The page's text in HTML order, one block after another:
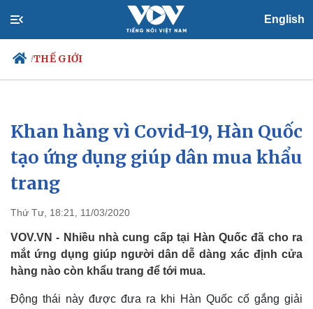
English
/THẾ GIỚI
Chính trị
Tổ chức nhân sự
Quốc hội
Nhận diện sự thật
Xã hội
Tin 24h
Dự báo thời tiết
Khan hàng vì Covid-19, Hàn Quốc
tạo ứng dụng giúp dân mua khẩu
trang
Thứ Tư, 18:21, 11/03/2020
VOV.VN - Nhiều nhà cung cấp tại Hàn Quốc đã cho ra
mắt ứng dụng giúp người dân dễ dàng xác định cửa
hàng nào còn khẩu trang để tới mua.
Động thái này được đưa ra khi Hàn Quốc cố gắng giải